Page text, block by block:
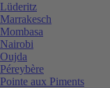
Lüderitz
Marrakesch
Mombasa
Nairobi
Oujda
Péreybère
Pointe aux Piments